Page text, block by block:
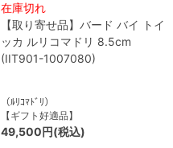
在庫切れ
【取り寄せ品】バード バイ トイ
ッカ ルリコマドリ 8.5cm
(IIT901-1007080)
（ﾙﾘｺﾏﾄﾞﾘ）
【ギフト好適品】
49,500円(税込)